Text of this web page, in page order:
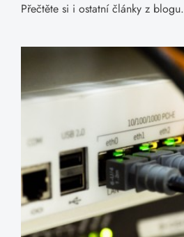
Přečtěte si i ostatní články z blogu.